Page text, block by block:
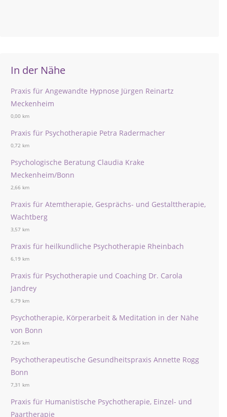
In der Nähe
Praxis für Angewandte Hypnose Jürgen Reinartz
Meckenheim
0,00 km
Praxis für Psychotherapie Petra Radermacher
0,72 km
Psychologische Beratung Claudia Krake
Meckenheim/Bonn
2,66 km
Praxis für Atemtherapie, Gesprächs- und Gestalttherapie,
Wachtberg
3,57 km
Praxis für heilkundliche Psychotherapie Rheinbach
6,19 km
Praxis für Psychotherapie und Coaching Dr. Carola
Jandrey
6,79 km
Psychotherapie, Körperarbeit & Meditation in der Nähe
von Bonn
7,26 km
Psychotherapeutische Gesundheitspraxis Annette Rogg
Bonn
7,31 km
Praxis für Humanistische Psychotherapie, Einzel- und
Paartherapie